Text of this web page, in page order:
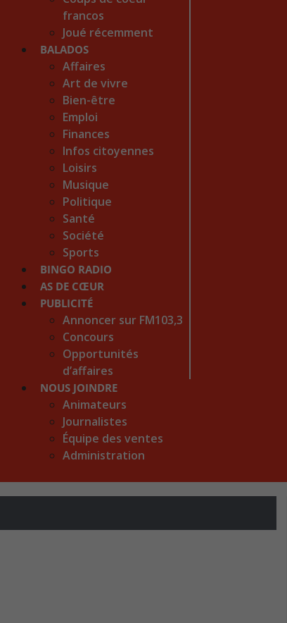
francos
Joué récemment
BALADOS
Affaires
Art de vivre
Bien-être
Emploi
Finances
Infos citoyennes
Loisirs
Musique
Politique
Santé
Société
Sports
BINGO RADIO
AS DE CŒUR
PUBLICITÉ
Annoncer sur FM103,3
Concours
Opportunités
d’affaires
NOUS JOINDRE
Animateurs
Journalistes
Équipe des ventes
Administration